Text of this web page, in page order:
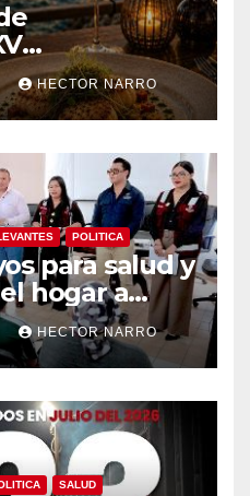
Los Cabos y
consumo
para
HECTOR NARRO
POLITICA
para salud y
hogar a
San Lucas
HECTOR NARRO
SALUD